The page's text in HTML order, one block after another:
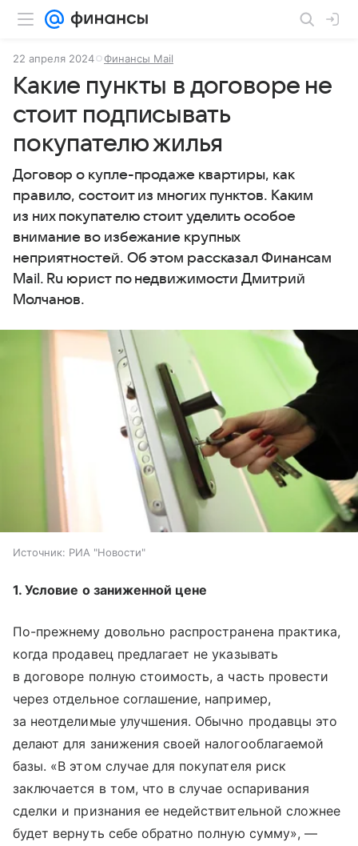
22 апреля 2024 Финансы Mail
Какие пункты в договоре не
стоит подписывать
покупателю жилья
Договор о купле-продаже квартиры, как
правило, состоит из многих пунктов. Каким
из них покупателю стоит уделить особое
внимание во избежание крупных
неприятностей. Об этом рассказал Финансам
Mail. Ru юрист по недвижимости Дмитрий
Молчанов.
Источник: РИА "Новости"
1. Условие о заниженной цене
По-прежнему довольно распространена практика,
когда продавец предлагает не указывать
в договоре полную стоимость, а часть провести
через отдельное соглашение, например,
за неотделимые улучшения. Обычно продавцы это
делают для занижения своей налогооблагаемой
базы. «В этом случае для покупателя риск
заключается в том, что в случае оспаривания
сделки и признания ее недействительной сложнее
будет вернуть себе обратно полную сумму», —